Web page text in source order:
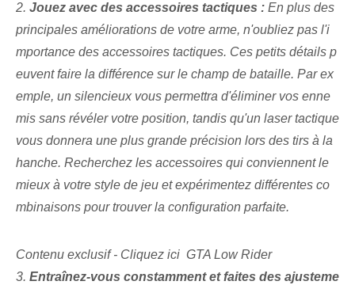
2. Jouez avec des accessoires tactiques : En plus des
principales améliorations de votre arme, n'oubliez pas l'i
mportance des accessoires tactiques. ⁢Ces⁢ petits détails p
euvent faire la différence sur le champ de bataille. Par ex
emple, un silencieux vous permettra d'éliminer vos enne
mis sans révéler votre position, tandis qu'un laser tactique
vous donnera une plus grande précision lors des tirs à la
hanche. ⁢Recherchez les accessoires qui conviennent le
mieux à votre style de jeu et ⁣expérimentez différentes co
mbinaisons pour trouver la configuration parfaite.
Contenu exclusif - Cliquez ici GTA Low Rider
3.⁤ Entraînez-vous constamment et faites des ajusteme